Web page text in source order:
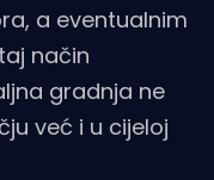
a eventualnim
način
gradnja ne
već i u cijeloj